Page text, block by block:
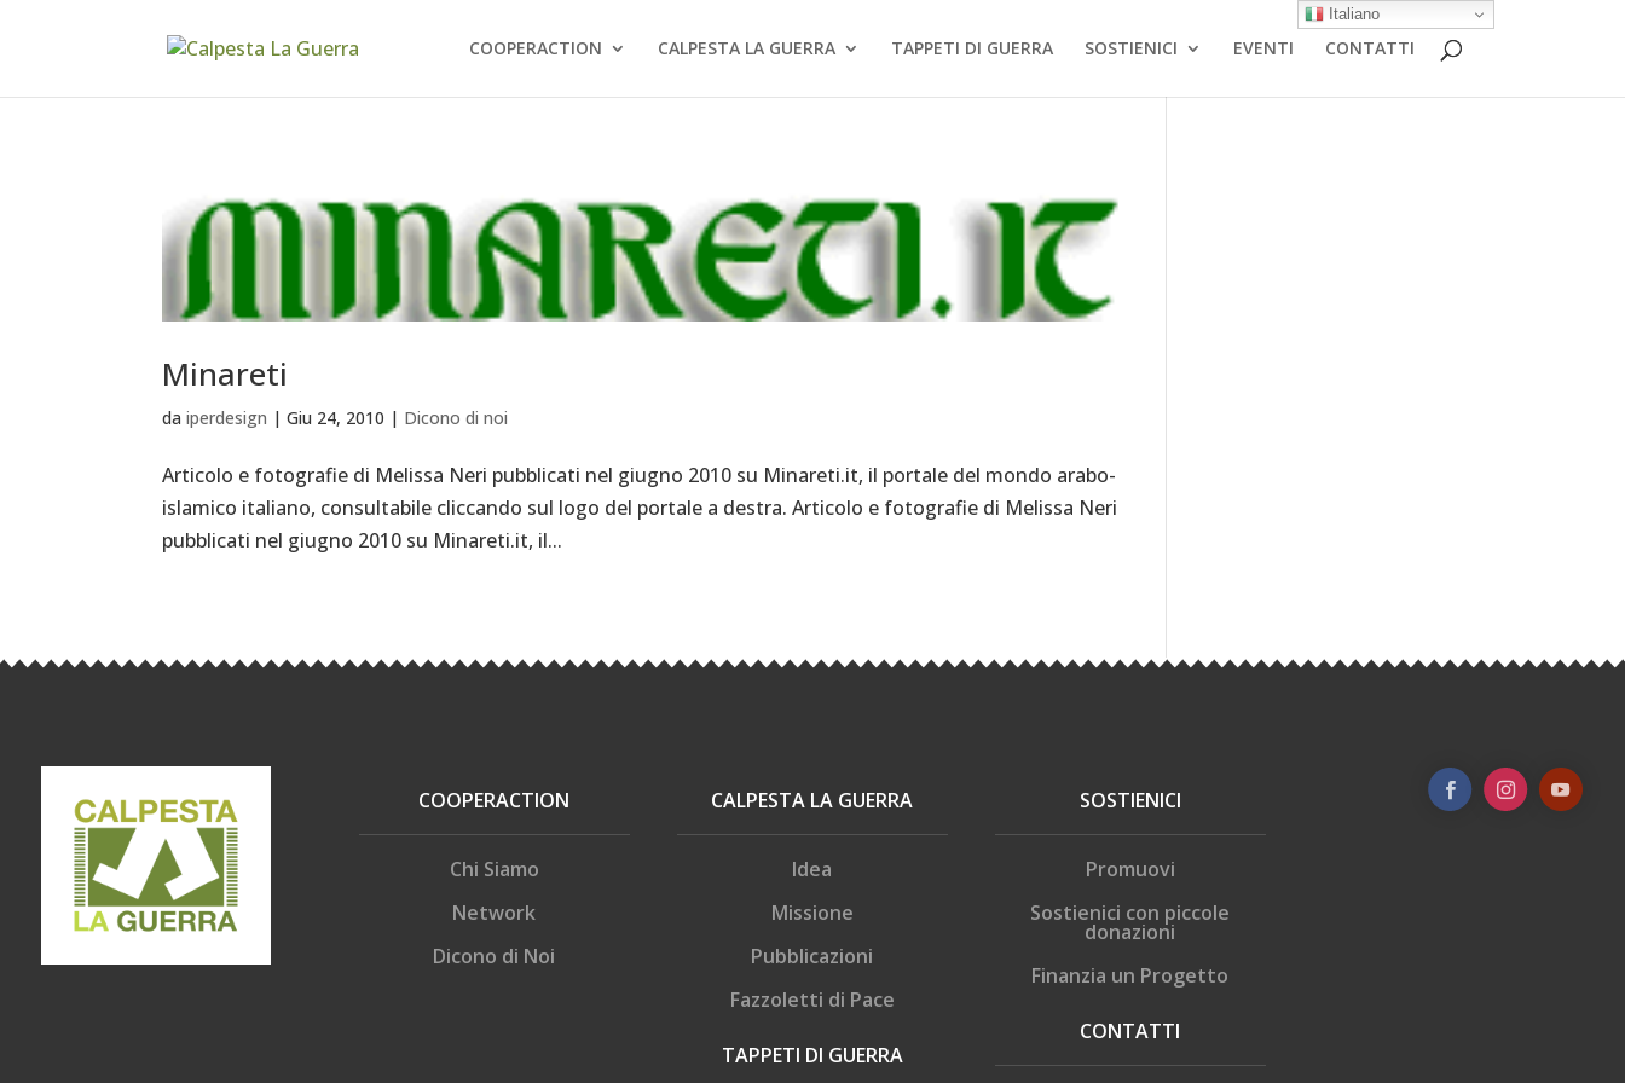
COOPERACTION CALPESTA LA GUERRA TAPPETI DI GUERRA SOSTIENICI EVENTI CONTATTI
Minareti
daiperdesign |Giu 24, 2010 | Dicono di noi
Articolo e fotografie di Melissa Neri pubblicati nel giugno 2010 su Minareti.it, il portale del mondo arabo-
islamico italiano, consultabile cliccando sul logo del portale a destra. Articolo e fotografie di Melissa Neri
pubblicati nel giugno 2010 su Minareti.it, il...
COOPERACTION
Chi Siamo
Network
Dicono di Noi
CALPESTA LA GUERRA
Idea
Missione
Pubblicazioni
Fazzoletti di Pace
TAPPETI DI GUERRA
SOSTIENICI
Promuovi
Sostienici con piccole
donazioni
Finanzia un Progetto
CONTATTI
Italiano